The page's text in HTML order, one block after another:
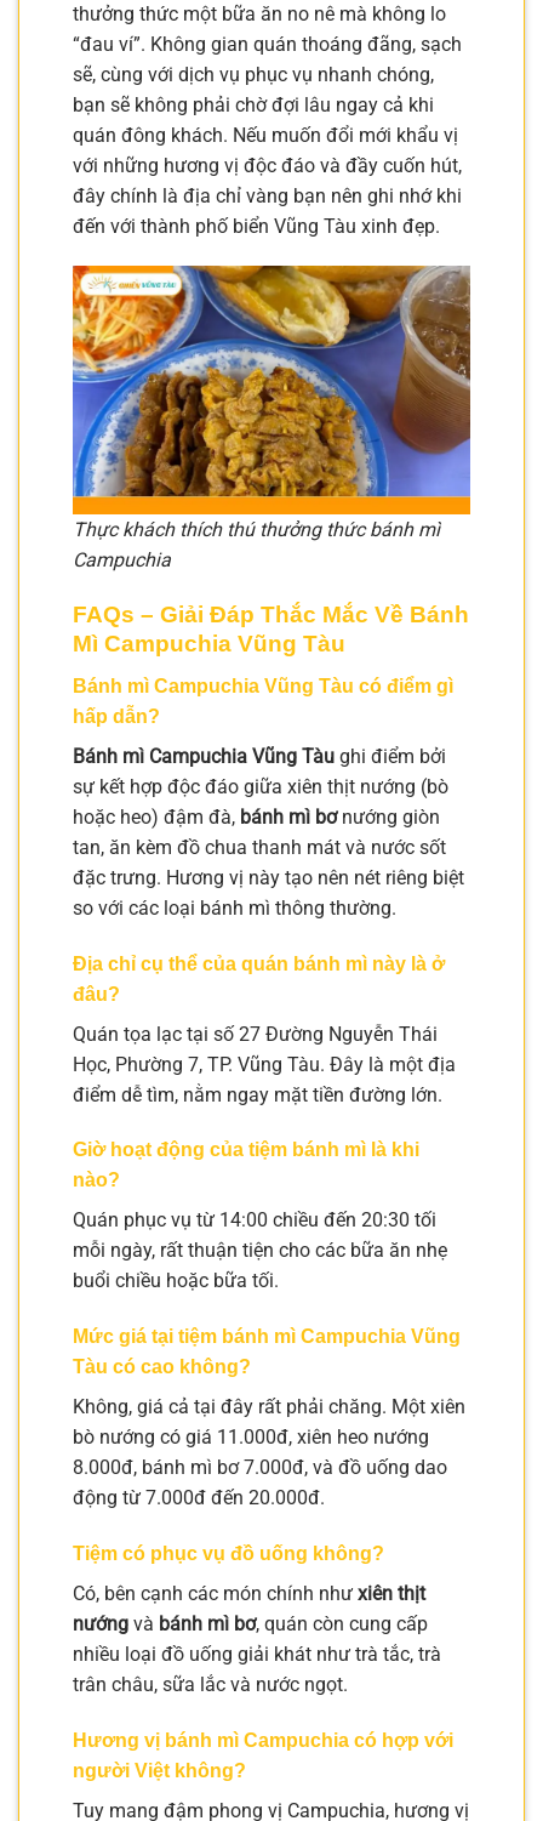
thưởng thức một bữa ăn no nê mà không lo
“đau ví”. Không gian quán thoáng đãng, sạch
sẽ, cùng với dịch vụ phục vụ nhanh chóng,
bạn sẽ không phải chờ đợi lâu ngay cả khi
quán đông khách. Nếu muốn đổi mới khẩu vị
với những hương vị độc đáo và đầy cuốn hút,
đây chính là địa chỉ vàng bạn nên ghi nhớ khi
đến với thành phố biển Vũng Tàu xinh đẹp.
Thực khách thích thú thưởng thức bánh mì
Campuchia
FAQs – Giải Đáp Thắc Mắc Về Bánh
Mì Campuchia Vũng Tàu
Bánh mì Campuchia Vũng Tàu có điểm gì
hấp dẫn?
Bánh mì Campuchia Vũng Tàu ghi điểm bởi
sự kết hợp độc đáo giữa xiên thịt nướng (bò
hoặc heo) đậm đà, bánh mì bơnướng giòn
tan, ăn kèm đồ chua thanh mát và nước sốt
đặc trưng. Hương vị này tạo nên nét riêng biệt
so với các loại bánh mì thông thường.
Địa chỉ cụ thể của quán bánh mì này là ở
đâu?
Quán tọa lạc tại số 27 Đường Nguyễn Thái
Học, Phường 7, TP. Vũng Tàu. Đây là một địa
điểm dễ tìm, nằm ngay mặt tiền đường lớn.
Giờ hoạt động của tiệm bánh mì là khi
nào?
Quán phục vụ từ 14:00 chiều đến 20:30 tối
mỗi ngày, rất thuận tiện cho các bữa ăn nhẹ
buổi chiều hoặc bữa tối.
Mức giá tại tiệm bánh mì Campuchia Vũng
Tàu có cao không?
Không, giá cả tại đây rất phải chăng. Một xiên
bò nướng có giá 11.000đ, xiên heo nướng
8.000đ, bánh mì bơ 7.000đ, và đồ uống dao
động từ 7.000đ đến 20.000đ.
Tiệm có phục vụ đồ uống không?
Có, bên cạnh các món chính như xiên thịt
nướng và bánh mì bơ, quán còn cung cấp
nhiều loại đồ uống giải khát như trà tắc, trà
trân châu, sữa lắc và nước ngọt.
Hương vị bánh mì Campuchia có hợp với
người Việt không?
Tuy mang đậm phong vị Campuchia, hương vị